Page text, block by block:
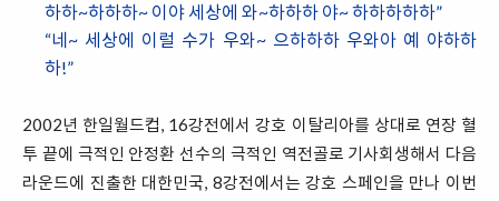
하하~하하하~ 이야 세상에 와~하하하 야~ 하하하하하”
“네~ 세상에 이럴 수가 우와~ 으하하하 우와아 예 야하하
하!”
2002년 한일월드컵, 16강전에서 강호 이탈리아를 상대로 연장 혈
투 끝에 극적인 안정환 선수의 극적인 역전골로 기사회생해서 다음
라운드에 진출한 대한민국, 8강전에서는 강호 스페인을 만나 이번